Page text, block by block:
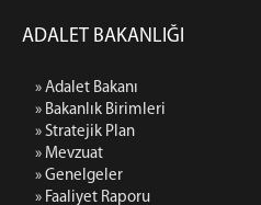
ADALET BAKANLIĞI
» Adalet Bakanı
» Bakanlık Birimleri
» Stratejik Plan
» Mevzuat
» Genelgeler
» Faaliyet Raporu